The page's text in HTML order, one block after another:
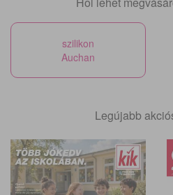
szilikon
Auchan
Legújabb